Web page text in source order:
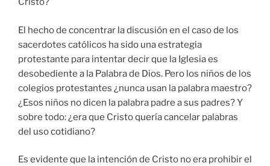
El hecho de concentrar la discusión en el caso de los
sacerdotes católicos ha sido una estrategia
protestante para intentar decir que la Iglesia es
desobediente a la Palabra de Dios. Pero los niños de los
colegios protestantes ¿nunca usan la palabra maestro?
¿Esos niños no dicen la palabra padre a sus padres? Y
sobre todo: ¿era que Cristo quería cancelar palabras
del uso cotidiano?
Es evidente que la intención de Cristo no era prohibir el